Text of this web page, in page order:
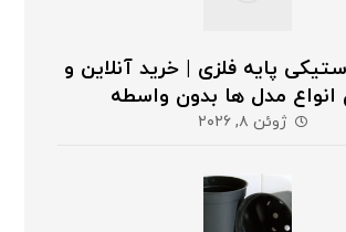
پایه فلزی | خرید آنلاین و
انواع مدل ها بدون واسطه
ژوئن ۸, ۲۰۲۶